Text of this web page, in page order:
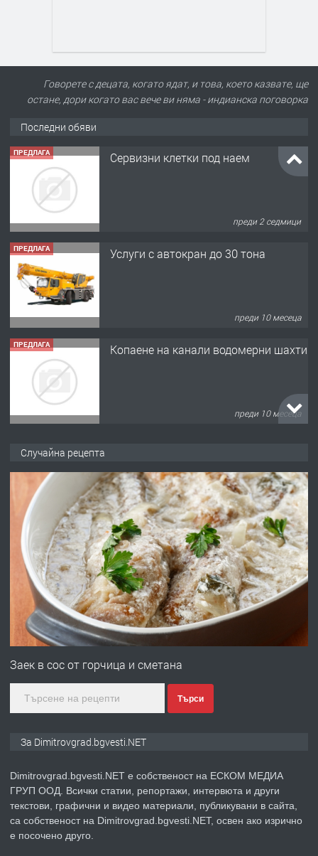
Говорете с децата, когато ядат, и това, което казвате, ще
остане, дори когато вас вече ви няма - индианска поговорка
Последни обяви
ПРЕДЛАГА Сервизни клетки под наем
преди 2 седмици
ПРЕДЛАГА Услуги с автокран до 30 тона
преди 10 месеца
ПРЕДЛАГА Копаене на канали водомерни шахти
преди 10 месеца
преди 11 месеца
ПРЕДЛАГА
Отпушване на канали тоалетни
вертикални щрангове
преди 11 месеца
ПРЕДЛАГА Онлайн магазин за всички!
преди 2 месеца
ПРЕДЛАГА Къща в Странско
Случайна рецепта
Заек в сос от горчица и сметана
Търси
За Dimitrovgrad.bgvesti.NET
Dimitrovgrad.bgvesti.NET е собственост на ЕСКОМ МЕДИА
ГРУП ООД. Всички статии, репортажи, интервюта и други
текстови, графични и видео материали, публикувани в сайта,
са собственост на Dimitrovgrad.bgvesti.NET, освен ако изрично
е посочено друго.